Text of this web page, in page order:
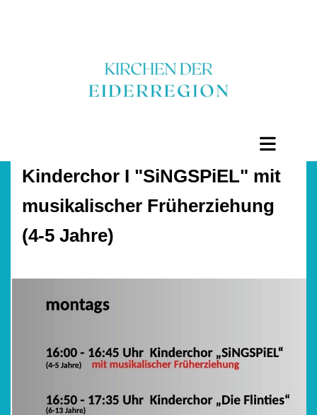
Kinderchor I "SiNGSPiEL" mit
musikalischer Früherziehung
(4-5 Jahre)